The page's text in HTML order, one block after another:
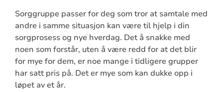
Sorggruppe passer for deg som tror at samtale med
andre i samme situasjon kan være til hjelp i din
sorgprosess og nye hverdag. Det å snakke med
noen som forstår, uten å være redd for at det blir
for mye for dem, er noe mange i tidligere grupper
har satt pris på. Det er mye som kan dukke opp i
løpet av et år.